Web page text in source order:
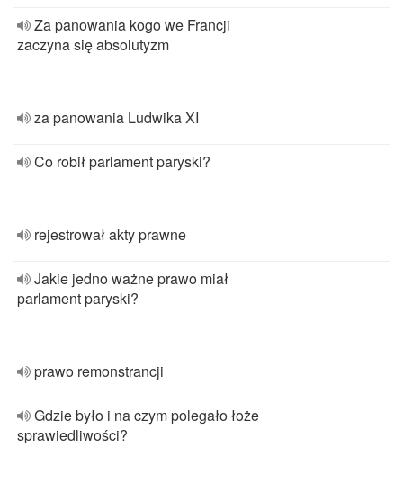
Za panowania kogo we Francji
zaczyna się absolutyzm
za panowania Ludwika XI
Co robił parlament paryski?
rejestrował akty prawne
Jakie jedno ważne prawo miał
parlament paryski?
prawo remonstrancji
Gdzie było i na czym polegało łoże
sprawiedliwości?